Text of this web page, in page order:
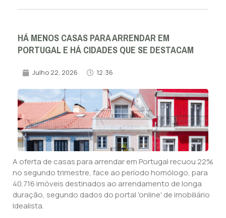
HÁ MENOS CASAS PARA ARRENDAR EM
PORTUGAL E HÁ CIDADES QUE SE DESTACAM
Julho 22, 2026 12:36
A oferta de casas para arrendar em Portugal recuou 22%
no segundo trimestre, face ao período homólogo, para
40.716 imóveis destinados ao arrendamento de longa
duração, segundo dados do portal 'online' de imobiliário
Idealista.